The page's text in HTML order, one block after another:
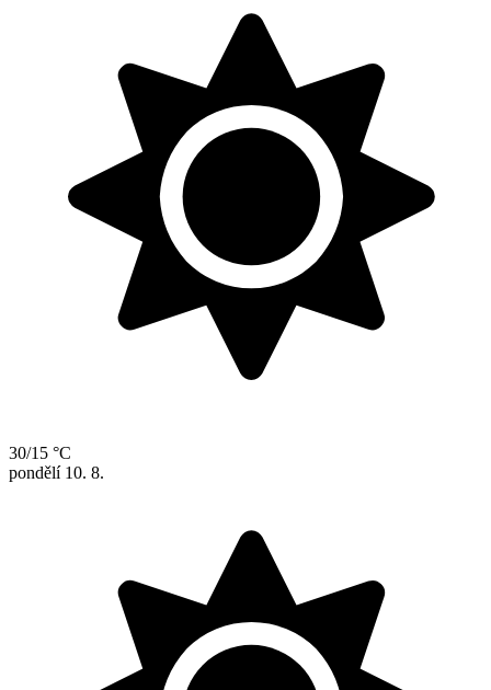
30/15 °C
pondělí 10. 8.